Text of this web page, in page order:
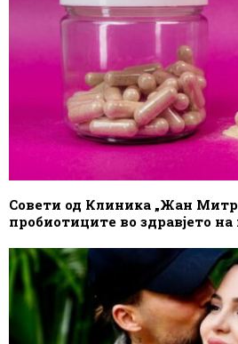
Совети од Клиника „Жан
пробиотиците во здравјето на